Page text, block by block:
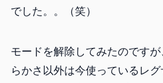
でした。。（笑）
モードを解除してみたのです
らかさ以外は今使っているレ